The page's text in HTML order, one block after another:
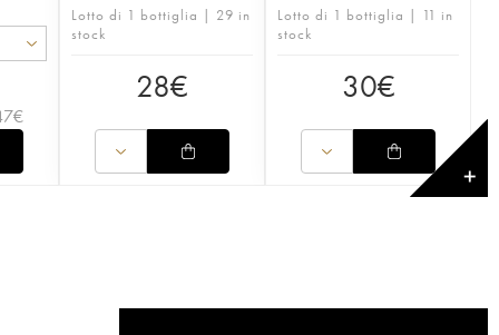
€
Lotto di 1 bottiglia | 29 in
stock
28€
Lotto di 1 bottiglia | 11 in
stock
30€
✕